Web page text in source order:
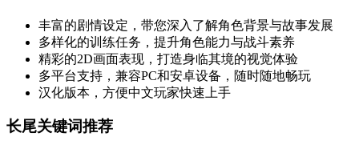
丰富的剧情设定，带您深入了解角色背景与故事发展
多样化的训练任务，提升角色能力与战斗素养
精彩的2D画面表现，打造身临其境的视觉体验
多平台支持，兼容PC和安卓设备，随时随地畅玩
汉化版本，方便中文玩家快速上手
长尾关键词推荐